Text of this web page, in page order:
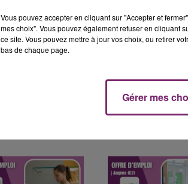
Vous pouvez accepter en cliquant sur "Accepter et
mes choix". Vous pouvez également refuser en cliquant
ce site. Vous pouvez mettre à jour vos choix, ou retirer
bas de chaque page.
Gérer mes